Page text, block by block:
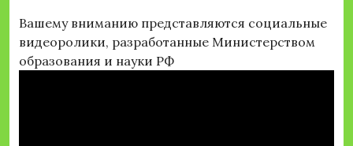
Вашему вниманию представляются социальные
видеоролики, разработанные Министерством
образования и науки РФ